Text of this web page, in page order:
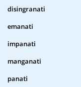
disingranati
emanati
impanati
manganati
panati